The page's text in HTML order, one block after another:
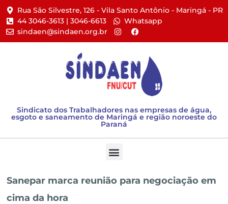
Rua São Silvestre, 126 - Vila Santo Antônio - Maringá - PR​
44 3046-3613 | 3046-6613​
Whatsapp
sindaen@sindaen.org.br
Sindicato dos Trabalhadores nas empresas de água,
esgoto e saneamento de Maringá e região noroeste do
Paraná
Sanepar marca reunião para negociação em
cima da hora